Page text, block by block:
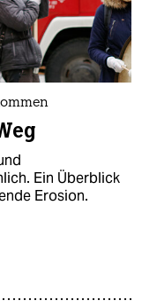
Ein Überblick
Erosion.